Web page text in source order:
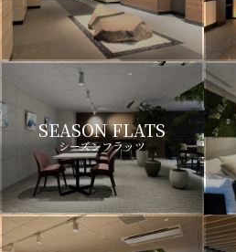
SEASON FLATS
シーズンフラッツ